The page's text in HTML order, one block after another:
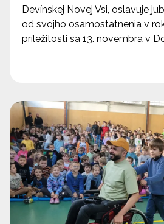
Devínskej Novej Vsi, oslavuje
od svojho osamostatnenia v
príležitosti sa 13. novembra v